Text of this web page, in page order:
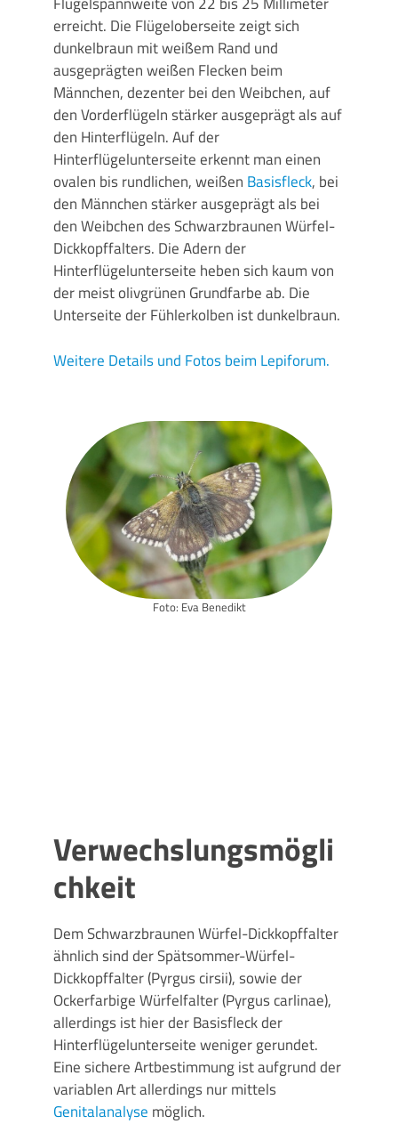
erreicht. Die Flügeloberseite zeigt sich
dunkelbraun mit weißem Rand und
ausgeprägten weißen Flecken beim
Männchen, dezenter bei den Weibchen, auf
den Vorderflügeln stärker ausgeprägt als auf
den Hinterflügeln. Auf der
Hinterflügelunterseite erkennt man einen
ovalen bis rundlichen, weißen Basisfleck, bei
den Männchen stärker ausgeprägt als bei
den Weibchen des Schwarzbraunen Würfel-
Dickkopffalters. Die Adern der
Hinterflügelunterseite heben sich kaum von
der meist olivgrünen Grundfarbe ab. Die
Unterseite der Fühlerkolben ist dunkelbraun.
Weitere Details und Fotos beim Lepiforum.
Foto: Eva Benedikt
Verwechslungsmögli
chkeit
DemSchwarzbraunen Würfel-Dickkopffalter
ähnlich sind der Spätsommer-Würfel-
Dickkopffalter (Pyrgus cirsii), sowie der
Ockerfarbige Würfelfalter (Pyrgus carlinae),
allerdings ist hier der Basisfleck der
Hinterflügelunterseite weniger gerundet.
Eine sichere Artbestimmung ist aufgrund der
variablen Art allerdings nur mittels
Genitalanalyse möglich.